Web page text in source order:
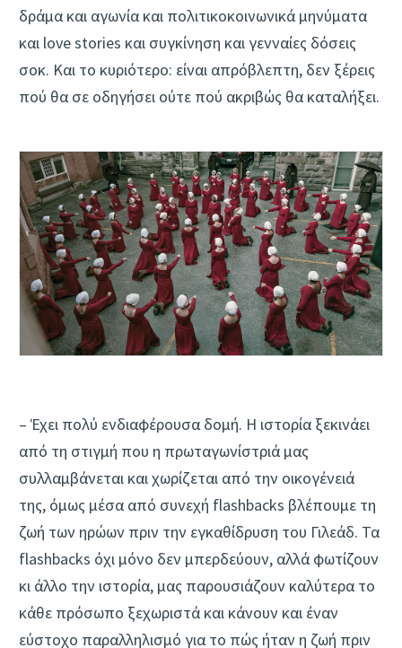
δράμα και αγωνία και πολιτικοκοινωνικά μηνύματα
και love stories και συγκίνηση και γενναίες δόσεις
σοκ. Και το κυριότερο: είναι απρόβλεπτη, δεν ξέρεις
πού θα σε οδηγήσει ούτε πού ακριβώς θα καταλήξει.
– Έχει πολύ ενδιαφέρουσα δομή. Η ιστορία ξεκινάει
από τη στιγμή που η πρωταγωνίστριά μας
συλλαμβάνεται και χωρίζεται από την οικογένειά
της, όμως μέσα από συνεχή flashbacks βλέπουμε τη
ζωή των ηρώων πριν την εγκαθίδρυση του Γιλεάδ. Τα
flashbacks όχι μόνο δεν μπερδεύουν, αλλά φωτίζουν
κι άλλο την ιστορία, μας παρουσιάζουν καλύτερα το
κάθε πρόσωπο ξεχωριστά και κάνουν και έναν
εύστοχο παραλληλισμό για το πώς ήταν η ζωή πριν